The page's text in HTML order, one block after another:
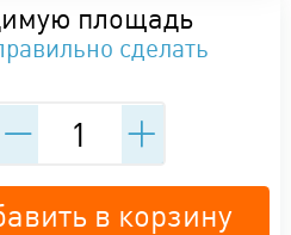
площадь
сделать
в корзину